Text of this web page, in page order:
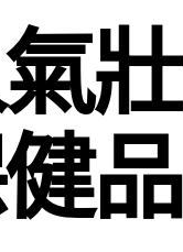
壯
品